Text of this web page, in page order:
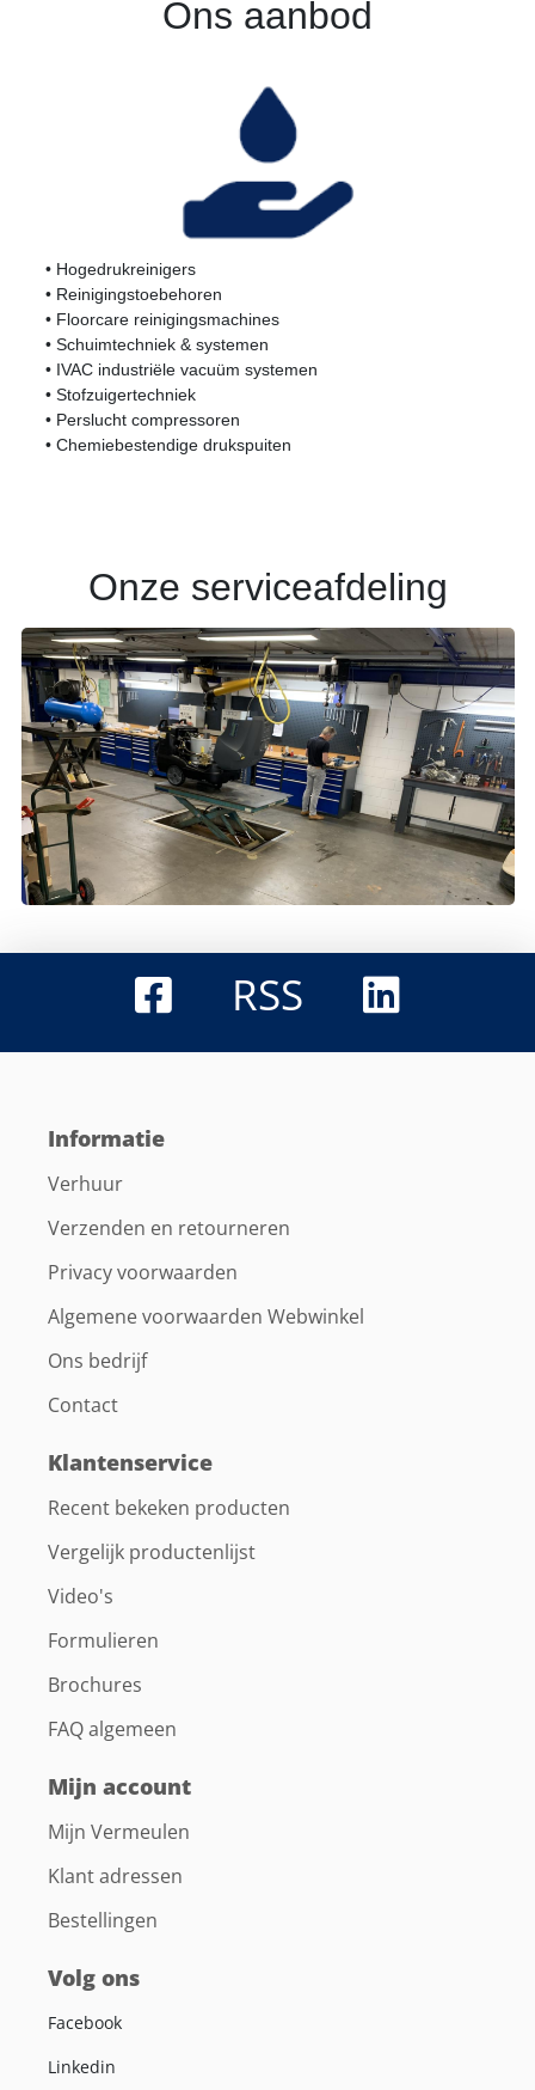
Ons aanbod
• Hogedrukreinigers
• Reinigingstoebehoren
• Floorcare reinigingsmachines
• Schuimtechniek & systemen
• IVAC industriële vacuüm systemen
• Stofzuigertechniek
• Perslucht compressoren
• Chemiebestendige drukspuiten
Onze serviceafdeling
RSS
Informatie
Verhuur
Verzenden en retourneren
Privacy voorwaarden
Algemene voorwaarden Webwinkel
Ons bedrijf
Contact
Klantenservice
Recent bekeken producten
Vergelijk productenlijst
Video's
Formulieren
Brochures
FAQ algemeen
Mijn account
Mijn Vermeulen
Klant adressen
Bestellingen
Volg ons
Facebook
Linkedin